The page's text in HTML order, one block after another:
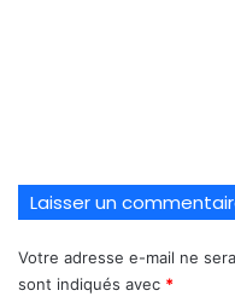
Laisser un
Votre adresse e-mail ne
sont indiqués avec *